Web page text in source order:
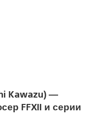
Kawazu) —
FFXII и серии